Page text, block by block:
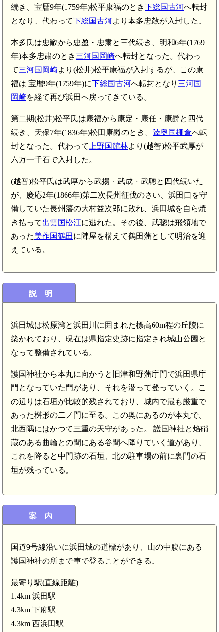
続き、宝暦9年(1759年)松平康福のとき下総国古河へ転封
となり、代わって下総国古河より本多忠敞が入封した。
本多氏は忠敞から忠盈・忠粛と三代続き、明和6年(1769
年)本多忠粛のとき 三河国岡崎へ転封となった。代わっ
て三河国岡崎より(松井)松平康福が入封するが、この康
福は 宝暦9年(1759年)に下総国古河へ転封となり 三河国
岡崎を経て再び浜田へ戻ってきている。
第二期(松井)松平氏は康福から康定・康任・康爵と四代
続き、天保7年(1836年)松田康爵のとき、
陸奥国棚倉へ転
封となった。代わって 上野国館林より(越智)松平武厚が
六万一千石で入封した。
(越智)松平氏は武厚から武揚・武成・武聰と四代続いた
が、慶応2年(1866年)第二次長州征伐のさい、浜田口を守
備していた長州藩の大村益次郎に敗れ、浜田城を自ら焼
き払って出雲国松江に逃れた。その後、武聰は飛領地で
あった美作国鶴田 に陣屋を構えて鶴田藩として明治を迎
えている。
説 明
浜田城は松原湾と浜田川に囲まれた標高60m程の丘陵に
築かれており、現在は県指定史跡に指定され城山公園と
なって整備されている。
護国神社から本丸に向かうと旧津和野藩庁門で浜田県庁
門となっていた門があり、それを潜って登っていく。こ
の辺りは石垣が比較的残されており、城内で最も厳重で
あった桝形の二ノ門に至る。この奥にあるのが本丸で、
北西隅にはかつて三重の天守があった。 護国神社と焔硝
蔵のある曲輪との間にある谷間へ降りていく道があり、
これを降ると中門跡の石垣、北の駐車場の前に裏門の石
垣が残っている。
案 内
国道9号線沿いに浜田城の道標があり、山の中腹にある
護国神社の所まで車で登ることができる。
最寄り駅(直線距離)
1.4km 浜田駅
4.3km 下府駅
4.3km 西浜田駅